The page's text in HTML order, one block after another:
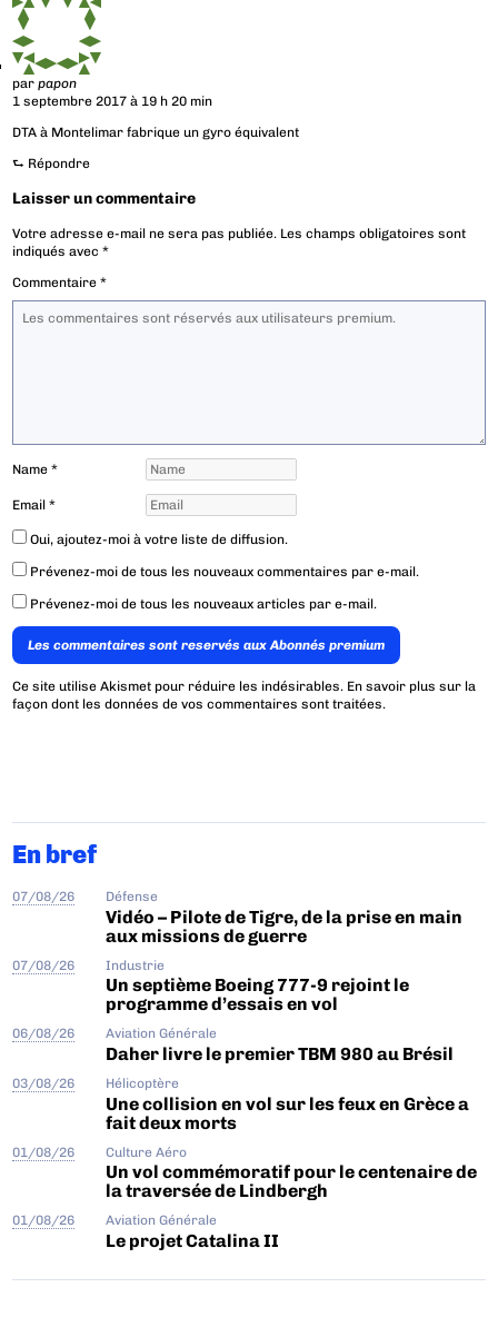
parpapon
1 septembre 2017 à 19 h 20 min
DTA à Montelimar fabrique un gyro équivalent
⮑ Répondre
Laisser un commentaire
Votre adresse e-mail ne sera pas publiée. Les champs obligatoires sont
indiqués avec*
Commentaire*
Name*
Email*
Oui, ajoutez-moi à votre liste de diffusion.
Prévenez-moi de tous les nouveaux commentaires par e-mail.
Prévenez-moi de tous les nouveaux articles par e-mail.
Les commentaires sont reservés aux Abonnés premium
Ce site utilise Akismet pour réduire les indésirables. En savoir plus sur la
façon dont les données de vos commentaires sont traitées.
En bref
07/08/26 Défense
Vidéo – Pilote de Tigre, de la prise en main
aux missions de guerre
07/08/26 Industrie
Un septième Boeing 777-9 rejoint le
programme d’essais en vol
06/08/26 Aviation Générale
Daher livre le premier TBM 980 au Brésil
03/08/26 Hélicoptère
Une collision en vol sur les feux en Grèce a
fait deux morts
01/08/26 Culture Aéro
Un vol commémoratif pour le centenaire de
la traversée de Lindbergh
01/08/26 Aviation Générale
Le projet Catalina II